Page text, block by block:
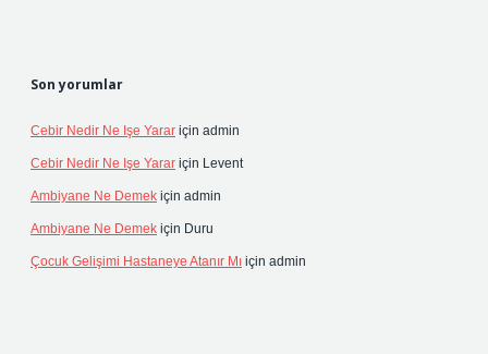
Son yorumlar
Cebir Nedir Ne Işe Yarar için admin
Cebir Nedir Ne Işe Yarar için Levent
Ambiyane Ne Demek için admin
Ambiyane Ne Demek için Duru
Çocuk Gelişimi Hastaneye Atanır Mı için admin